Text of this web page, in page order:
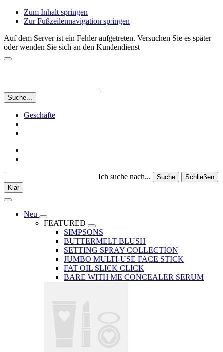
Zum Inhalt springen
Zur Fußzeilennavigation springen
Auf dem Server ist ein Fehler aufgetreten. Versuchen Sie es später
oder wenden Sie sich an den Kundendienst
Suche...
Geschäfte
Ich suche nach... Suche
Schließen
Klar
Neu
FEATURED
SIMPSONS
BUTTERMELT BLUSH
SETTING SPRAY COLLECTION
JUMBO MULTI-USE FACE STICK
FAT OIL SLICK CLICK
BARE WITH ME CONCEALER SERUM